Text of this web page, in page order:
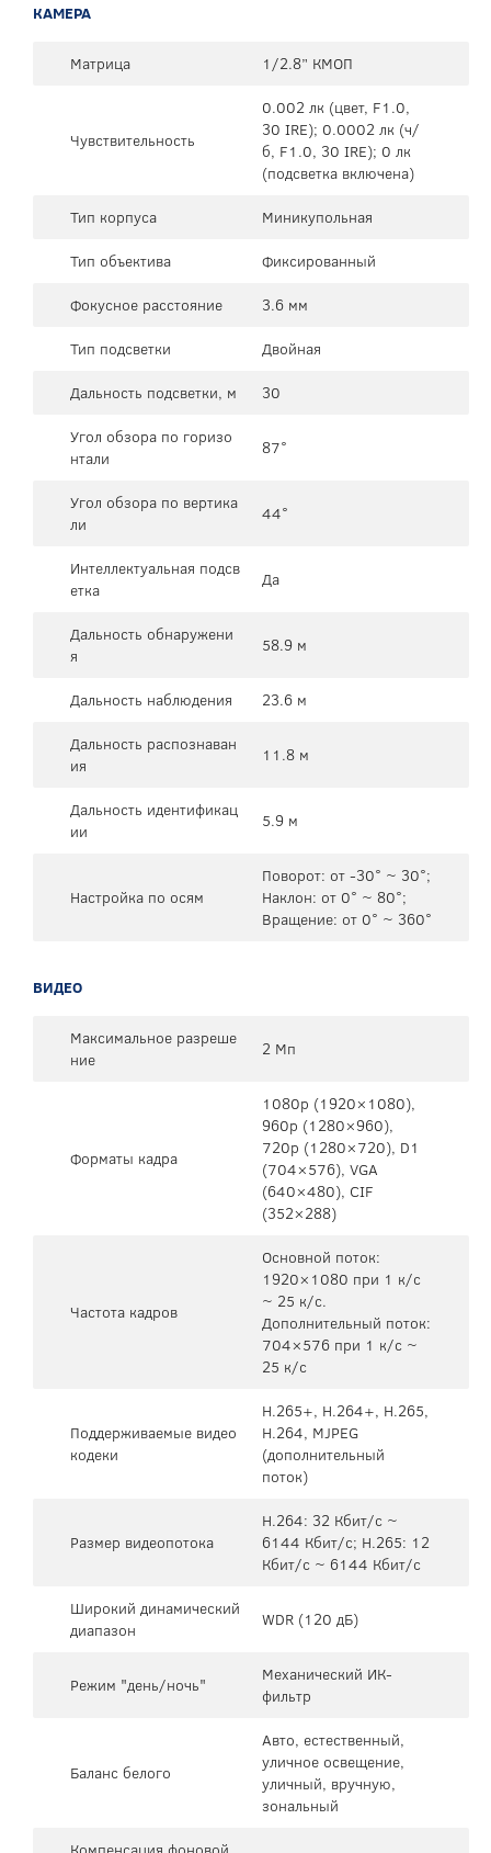
КАМЕРА
Матрица 1/2.8” КМОП
Чувствительность
0.002 лк (цвет, F1.0,
30 IRE); 0.0002 лк (ч/
б, F1.0, 30 IRE); 0 лк
(подсветка включена)
Тип корпуса
Миникупольная
Тип объектива
Фиксированный
Фокусное расстояние
3.6 мм
Тип подсветки
Двойная
Дальность подсветки, м
30
Угол обзора по горизо
нтали
87°
Угол обзора по вертика
ли
44°
Интеллектуальная подсв
етка
Да
Дальность обнаружени
я
58.9 м
Дальность наблюдения
23.6 м
Дальность распознаван
ия
11.8 м
Дальность идентификац
ии
5.9 м
Настройка по осям
Поворот: от -30° ~ 30°;
Наклон: от 0° ~ 80°;
Вращение: от 0° ~ 360°
ВИДЕО
Максимальное разреше
ние
2 Мп
Форматы кадра
1080p (1920×1080),
960p (1280×960),
720p (1280×720), D1
(704×576), VGA
(640×480), CIF
(352×288)
Частота кадров
Основной поток:
1920×1080 при 1 к/c
~ 25 к/c.
Дополнительный поток:
704×576 при 1 к/c ~
25 к/c
Поддерживаемые видео
кодеки
H.265+, H.264+, H.265,
H.264, MJPEG
(дополнительный
поток)
Размер видеопотока
H.264: 32 Кбит/с ~
6144 Кбит/с; H.265: 12
Кбит/с ~ 6144 Кбит/с
Широкий динамический
диапазон
WDR (120 дБ)
Режим "день/ночь"
Механический ИК-
фильтр
Баланс белого
Авто, естественный,
уличное освещение,
уличный, вручную,
зональный